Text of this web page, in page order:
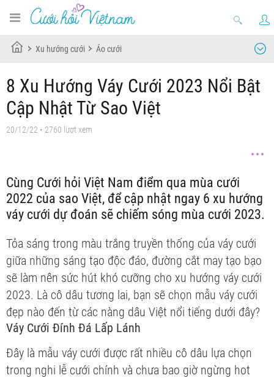
Xu hướng cưới Áo cưới
8 Xu Hướng Váy Cưới 2023 Nổi Bật
Cập Nhật Từ Sao Việt
20/12/22 • 2760 lượt xem
Cùng Cưới hỏi Việt Nam điểm qua mùa cưới
2022 của sao Việt, để cập nhật ngay 6 xu hướng
váy cưới dự đoán sẽ chiếm sóng mùa cưới 2023.
Tỏa sáng trong màu trắng truyền thống của váy cưới
giữa những sáng tạo độc đáo, đường cắt may tạo bạo
sẽ làm nên sức hút khó cưỡng cho xu hướng váy cưới
2023. Là cô dâu tương lai, bạn sẽ chọn mẫu váy cưới
đẹp nào đến từ các nàng dâu Việt nổi tiếng dưới đây?
Váy Cưới Đính Đá Lấp Lánh
Đây là mẫu váy cưới được rất nhiều cô dâu lựa chọn
trong nghi lễ cưới chính và chưa bao giờ ngừng hot